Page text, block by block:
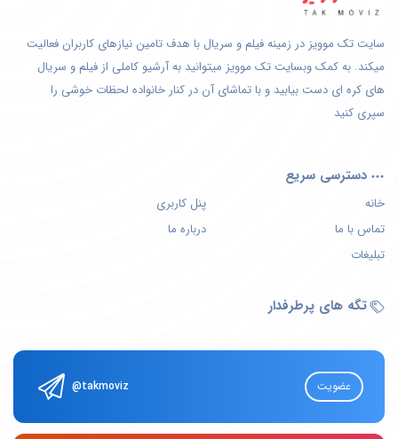
سایت تک موویز در زمینه فیلم و سریال با هدف تامین نیازهای کاربران فعالیت
میکند. به کمک وبسایت تک موویز میتوانید به آرشیو کاملی از فیلم و سریال
های کره ای دست بیابید و با تماشای آن در کنار خانواده لحظات خوشی را
سپری کنید
دسترسی سریع
خانه
پنل کاربری
تماس با ما
درباره ما
تبلیغات
تگه های پرطرفدار
@takmoviz عضویت